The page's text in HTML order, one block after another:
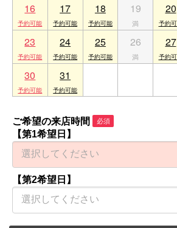
16 17 18 19 20
23 24 25 26 27
30 31
ご希望の来店時間 必須
【第1希望日】
【第2希望日】